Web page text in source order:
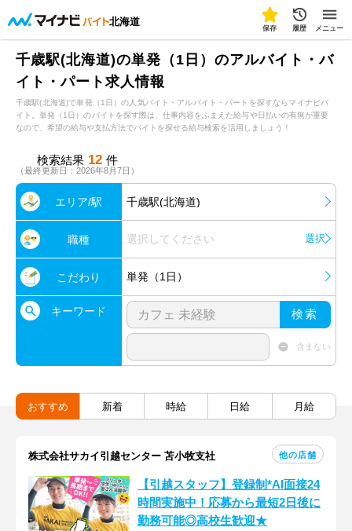
北海道
保存 履歴 メニュー
千歳駅(北海道)の単発（1日）のアルバイト・バ
イト・パート求人情報
千歳駅(北海道)で単発（1日）の人気バイト・アルバイト・パートを探すならマイナビバ
イト。単発（1日）のバイトを探す際は、仕事内容をふまえた給与や日払いの有無が重要
なので、希望の給与や支払方法でバイトを探せる給与検索を活用しましょう！
検索結果 12 件
（最終更新日：2026年8月7日）
エリア/駅 千歳駅(北海道)
職種 選択してください 選択
こだわり 単発（1日）
キーワード 検索
含まない
おすすめ 新着 時給 日給 月給
株式会社サカイ引越センター 苫小牧支社 他の店舗
【引越スタッフ】登録制*AI面接24
時間実施中！応募から最短2日後に
勤務可能◎高校生歓迎★